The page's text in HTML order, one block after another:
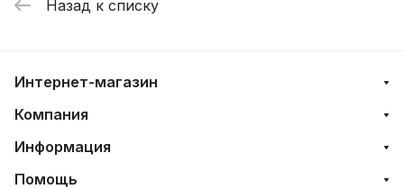
Назад к списку
Интернет-магазин
Компания
Информация
Помощь